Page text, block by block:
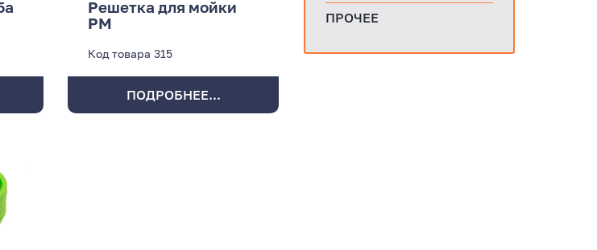
Решетка для мойки
РМ
Код товара 315
ПОДРОБНЕЕ...
ПРОЧЕЕ